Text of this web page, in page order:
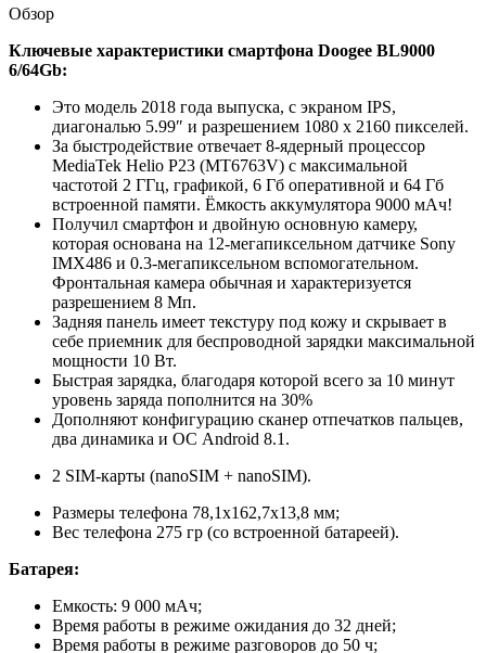
Обзор
Ключевые характеристики смартфона Doogee BL9000
6/64Gb:
Это модель 2018 года выпуска, с экраном IPS,
диагональю 5.99″ и разрешением 1080 x 2160 пикселей.
За быстродействие отвечает 8-ядерный процессор
MediaTek Helio P23 (MT6763V) с максимальной
частотой 2 ГГц, графикой, 6 Гб оперативной и 64 Гб
встроенной памяти. Ёмкость аккумулятора 9000 мАч!
Получил смартфон и двойную основную камеру,
которая основана на 12-мегапиксельном датчике Sony
IMX486 и 0.3-мегапиксельном вспомогательном.
Фронтальная камера обычная и характеризуется
разрешением 8 Мп.
Задняя панель имеет текстуру под кожу и скрывает в
себе приемник для беспроводной зарядки максимальной
мощности 10 Вт.
Быстрая зарядка, благодаря которой всего за 10 минут
уровень заряда пополнится на 30%
Дополняют конфигурацию сканер отпечатков пальцев,
два динамика и ОС Android 8.1.
2 SIM-карты (nanoSIM + nanoSIM).
Размеры телефона 78,1x162,7x13,8 мм;
Вес телефона 275 гр (со встроенной батареей).
Батарея:
Емкость: 9 000 мАч;
Время работы в режиме ожидания до 32 дней;
Время работы в режиме разговоров до 50 ч;